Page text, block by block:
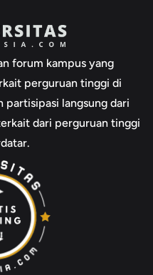
forum kampus yang
perguruan tinggi di
partisipasi langsung dari
dari perguruan tinggi